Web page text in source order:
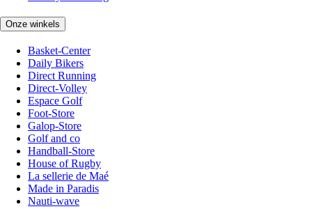
Onze winkels
Basket-Center
Daily Bikers
Direct Running
Direct-Volley
Espace Golf
Foot-Store
Galop-Store
Golf and co
Handball-Store
House of Rugby
La sellerie de Maé
Made in Paradis
Nauti-wave